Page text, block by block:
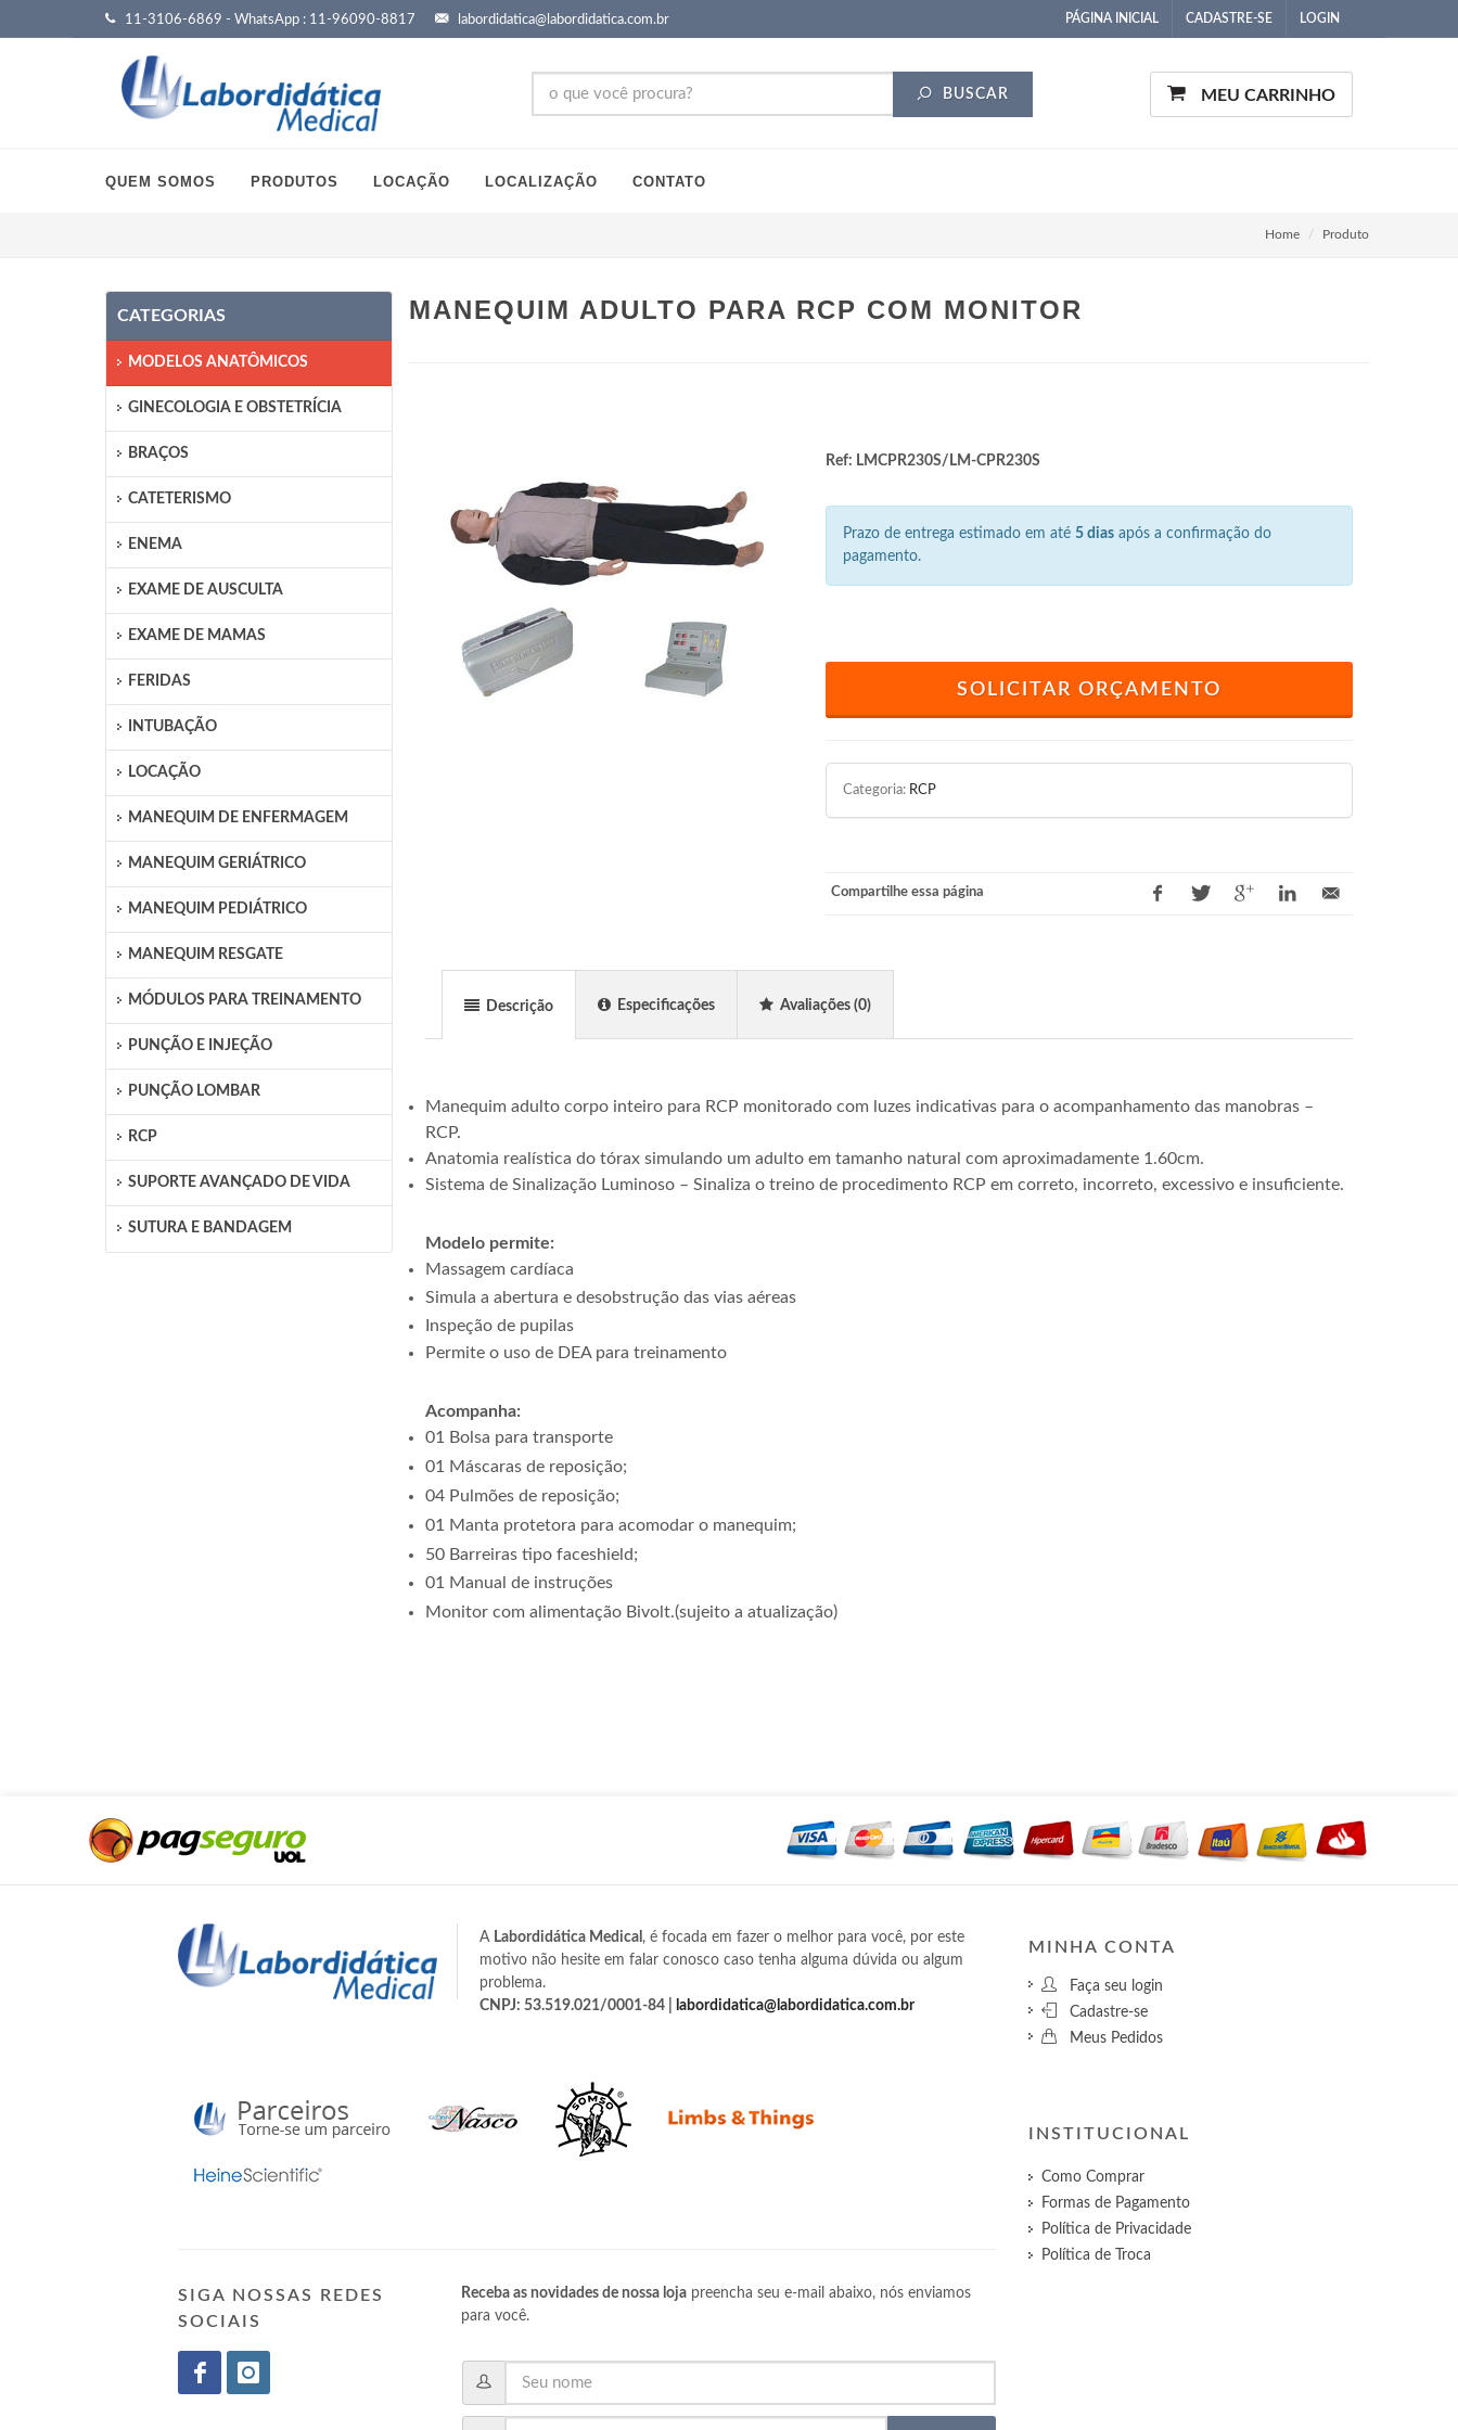
11-3106-6869 - WhatsApp : 11-96090-8817 labordidatica@labordidatica.com.br PÁGINA INICIAL CADASTRE-SE LOGIN
BUSCAR MEU CARRINHO
QUEM SOMOS PRODUTOS LOCAÇÃO LOCALIZAÇÃO CONTATO
Home Produto
CATEGORIAS
MODELOS ANATÔMICOS
GINECOLOGIA E OBSTETRÍCIA
BRAÇOS
CATETERISMO
ENEMA
EXAME DE AUSCULTA
EXAME DE MAMAS
FERIDAS
INTUBAÇÃO
LOCAÇÃO
MANEQUIM DE ENFERMAGEM
MANEQUIM GERIÁTRICO
MANEQUIM PEDIÁTRICO
MANEQUIM RESGATE
MÓDULOS PARA TREINAMENTO
PUNÇÃO E INJEÇÃO
PUNÇÃO LOMBAR
RCP
SUPORTE AVANÇADO DE VIDA
SUTURA E BANDAGEM
MANEQUIM ADULTO PARA RCP COM MONITOR
Ref: LMCPR230S/LM-CPR230S
Prazo de entrega estimado em até 5 diasapós a confirmação do
pagamento.
SOLICITAR ORÇAMENTO
Categoria: RCP
Compartilhe essa página
Descrição Especificações Avaliações(0)
Manequim adulto corpo inteiro para RCP monitorado com luzes indicativas para o acompanhamento das manobras –
RCP.
Anatomia realística do tórax simulando um adulto em tamanho natural com aproximadamente 1.60cm.
Sistema de Sinalização Luminoso – Sinaliza o treino de procedimento RCP em correto, incorreto, excessivo e insuficiente.
Modelo permite:
Massagem cardíaca
Simula a abertura e desobstrução das vias aéreas
Inspeção de pupilas
Permite o uso de DEA para treinamento
Acompanha:
01 Bolsa para transporte
01 Máscaras de reposição;
04 Pulmões de reposição;
01 Manta protetora para acomodar o manequim;
50 Barreiras tipo faceshield;
01 Manual de instruções
Monitor com alimentação Bivolt.(sujeito a atualização)
A Labordidática Medical , é focada em fazer o melhor para você, por este
motivo não hesite em falar conosco caso tenha alguma dúvida ou algum
problema.
CNPJ: 53.519.021/0001-84 |
labordidatica@labordidatica.com.br
SIGA NOSSAS REDES
SOCIAIS
Receba as novidades de nossa loja preencha seu e-mail abaixo, nós enviamos
para você.
MINHA CONTA
Faça seu login
Cadastre-se
Meus Pedidos
INSTITUCIONAL
Como Comprar
Formas de Pagamento
Política de Privacidade
Política de Troca